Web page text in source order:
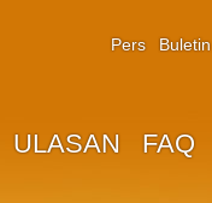
ULASAN FAQ
Pers Buletin